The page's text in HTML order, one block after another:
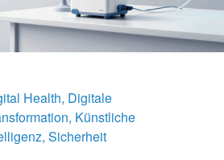
Health, Digitale
Künstliche
Sicherheit